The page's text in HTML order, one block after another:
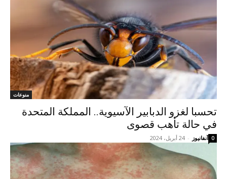
منوعات
تحسبا لغزو الدبابير الآسيوية.. المملكة المتحدة
في حالة تأهب قصوى
آنفانيوز - 24 أبريل، 2024 0